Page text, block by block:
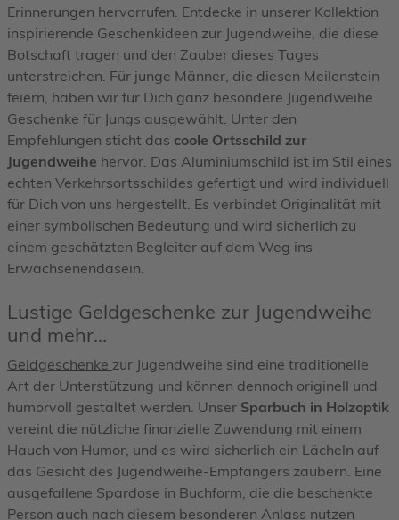
Erinnerungen hervorrufen. Entdecke in unserer Kollektion
inspirierende Geschenkideen zur Jugendweihe, die diese
Botschaft tragen und den Zauber dieses Tages
unterstreichen. Für junge Männer, die diesen Meilenstein
feiern, haben wir für Dich ganz besondere Jugendweihe
Geschenke für Jungs ausgewählt. Unter den
Empfehlungen sticht das coole Ortsschild zur
Jugendweihe hervor. Das Aluminiumschild ist im Stil eines
echten Verkehrsortsschildes gefertigt und wird individuell
für Dich von uns hergestellt. Es verbindet Originalität mit
einer symbolischen Bedeutung und wird sicherlich zu
einem geschätzten Begleiter auf dem Weg ins
Erwachsenendasein.
Lustige Geldgeschenke zur Jugendweihe
und mehr...
Geldgeschenke zur Jugendweihe sind eine traditionelle
Art der Unterstützung und können dennoch originell und
humorvoll gestaltet werden. Unser Sparbuch in Holzoptik
vereint die nützliche finanzielle Zuwendung mit einem
Hauch von Humor, und es wird sicherlich ein Lächeln auf
das Gesicht des Jugendweihe-Empfängers zaubern. Eine
ausgefallene Spardose in Buchform, die die beschenkte
Person auch nach diesem besonderen Anlass nutzen